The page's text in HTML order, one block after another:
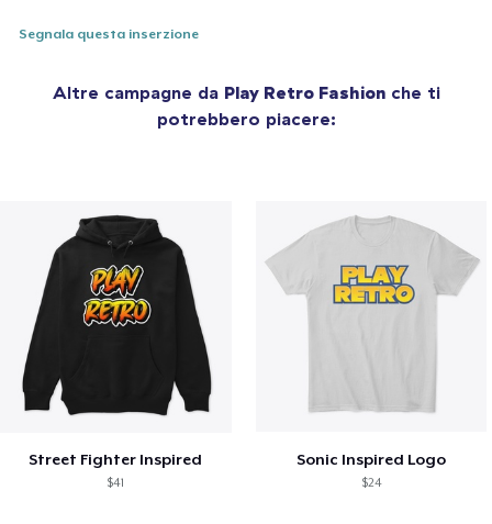
Segnala questa inserzione
Altre campagne da Play Retro Fashion che ti
potrebbero piacere:
Street Fighter Inspired
$41
Sonic Inspired Logo
$24